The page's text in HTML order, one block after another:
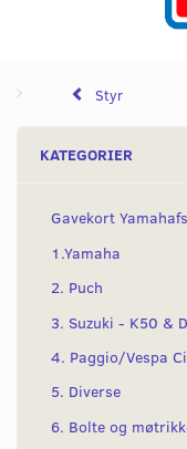
Styr
KATEGORIER
Gavekort
1.Yamaha
2. Puch
3. Suzuki - K50 &
4. Paggio/Vespa
5. Diverse
6. Bolte og